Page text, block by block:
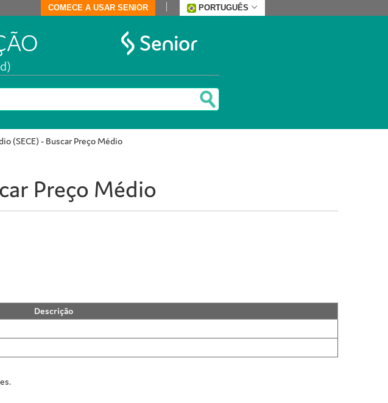
COMECE A USAR SENIOR PORTUGUÊS
(SECE) - Buscar Preço Médio
Preço Médio
Descrição